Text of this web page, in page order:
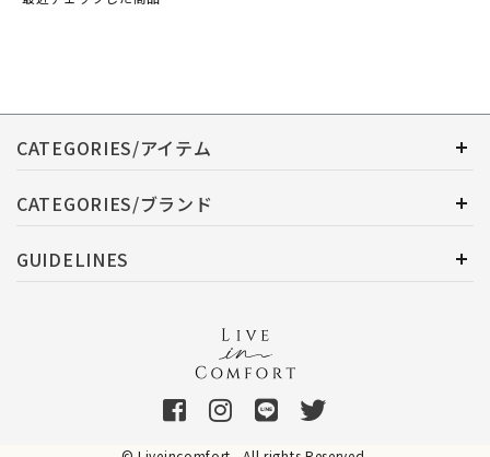
CATEGORIES/アイテム
CATEGORIES/ブランド
GUIDELINES